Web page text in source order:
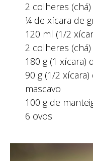
2 colheres
¼ de xícara de
120 ml (1/2
2 colheres
180 g (1 xícara)
90 g (1/2
mascavo
100 g de
6 ovos